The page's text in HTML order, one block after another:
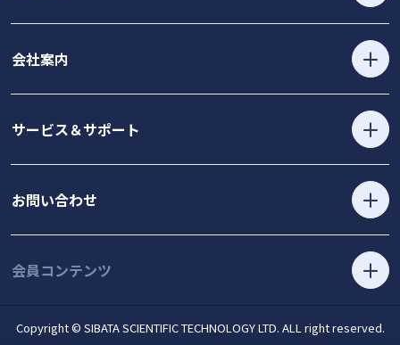
会社案内
サービス＆サポート
お問い合わせ
会員コンテンツ
Copyright © SIBATA SCIENTIFIC TECHNOLOGY LTD. ALL right reserved.